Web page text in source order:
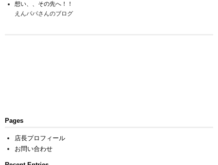
想い、、その先へ！！
えんパパさんのブログ
Pages
店長プロフィール
お問い合わせ